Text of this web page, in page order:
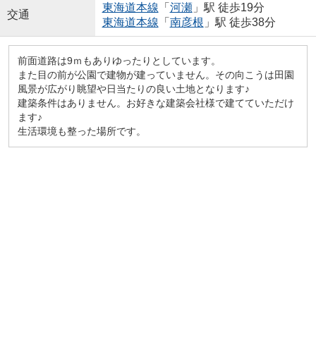
交通
東海道本線 「 河瀬」駅 徒歩19分
東海道本線 「 南彦根 」駅 徒歩38分
前面道路は9ｍもありゆったりとしています。
また目の前が公園で建物が建っていません。その向こうは田園
風景が広がり眺望や日当たりの良い土地となります♪
建築条件はありません。お好きな建築会社様で建てていただけ
ます♪
生活環境も整った場所です。